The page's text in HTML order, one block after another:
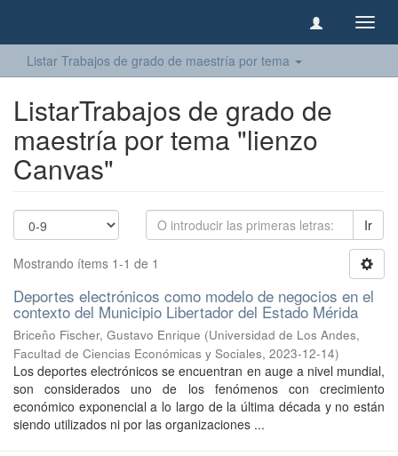
Listar Trabajos de grado de maestría por tema
ListarTrabajos de grado de
maestría por tema "lienzo
Canvas"
Ir
Mostrando ítems 1-1 de 1
Deportes electrónicos como modelo de negocios en el
contexto del Municipio Libertador del Estado Mérida
Briceño Fischer, Gustavo Enrique (Universidad de Los Andes,
Facultad de Ciencias Económicas y Sociales, 2023-12-14)
Los deportes electrónicos se encuentran en auge a nivel mundial,
son considerados uno de los fenómenos con crecimiento
económico exponencial a lo largo de la última década y no están
siendo utilizados ni por las organizaciones ...